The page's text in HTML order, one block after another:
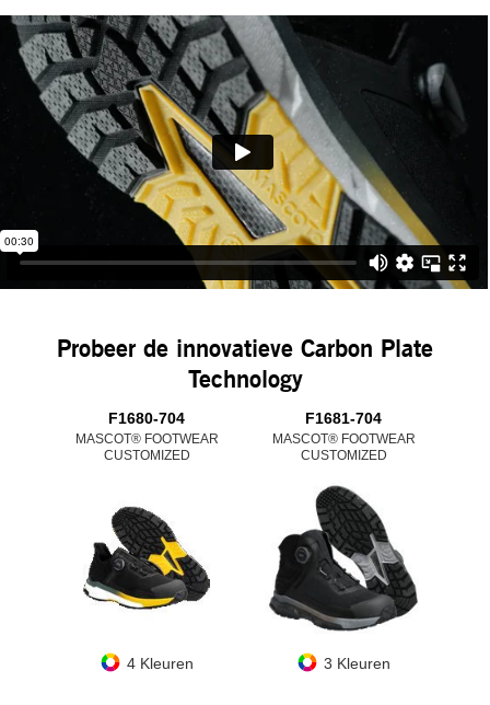
Probeer de innovatieve Carbon Plate
Technology
F1680-704
MASCOT® FOOTWEAR
CUSTOMIZED
4 Kleuren
F1681-704
MASCOT® FOOTWEAR
CUSTOMIZED
3 Kleuren